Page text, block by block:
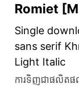
Romiet
Single
sans serif
Light Italic
ការទិញជាផលិតផ